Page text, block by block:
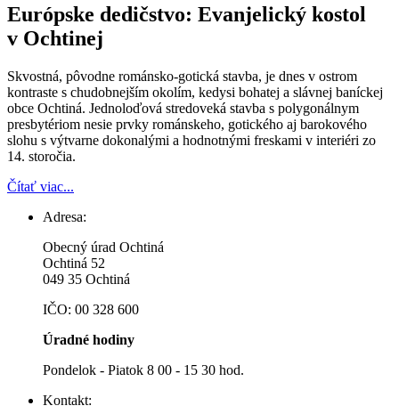
Európske dedičstvo: Evanjelický kostol
v Ochtinej
Skvostná, pôvodne románsko-gotická stavba, je dnes v ostrom
kontraste s chudobnejším okolím, kedysi bohatej a slávnej baníckej
obce Ochtiná. Jednoloďová stredoveká stavba s polygonálnym
presbytériom nesie prvky románskeho, gotického aj barokového
slohu s výtvarne dokonalými a hodnotnými freskami v interiéri zo
14. storočia.
Čítať viac...
Adresa:
Obecný úrad Ochtiná
Ochtiná 52
049 35 Ochtiná
IČO: 00 328 600
Úradné hodiny
Pondelok - Piatok 8 00 - 15 30 hod.
Kontakt: